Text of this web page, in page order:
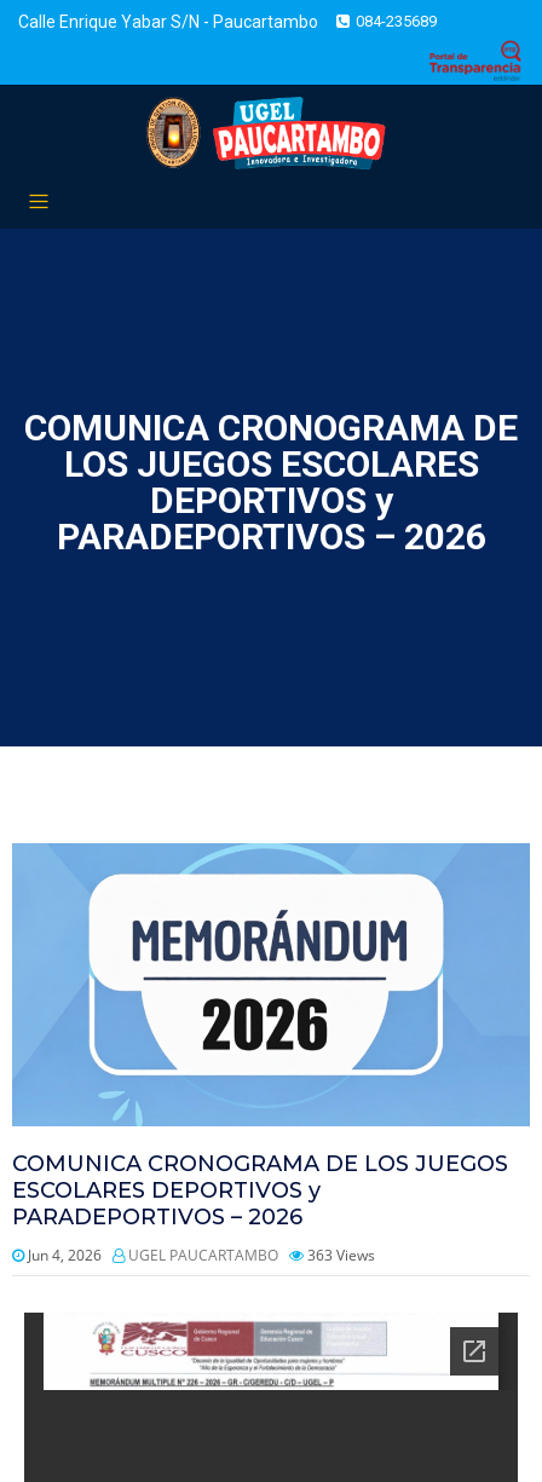
Calle Enrique Yabar S/N - Paucartambo 084-235689
COMUNICA CRONOGRAMA DE
LOS JUEGOS ESCOLARES
DEPORTIVOS y
PARADEPORTIVOS – 2026
COMUNICA CRONOGRAMA DE LOS JUEGOS
ESCOLARES DEPORTIVOS y
PARADEPORTIVOS – 2026
Jun 4, 2026 UGEL PAUCARTAMBO 363 Views